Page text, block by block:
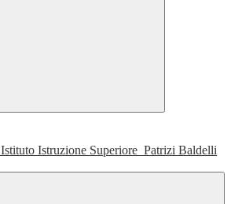
Istituto Istruzione Superiore Patrizi Baldelli